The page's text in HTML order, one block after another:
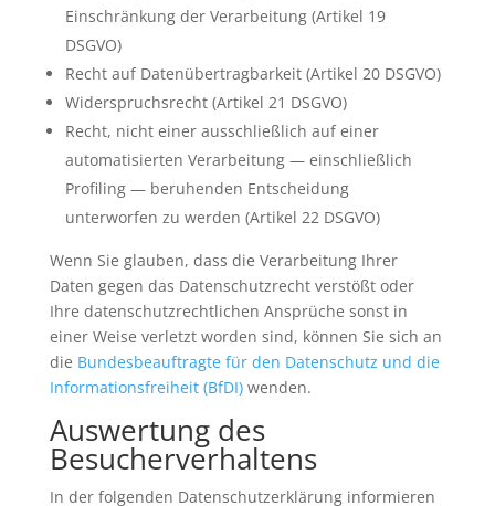
Einschränkung der Verarbeitung (Artikel 19
DSGVO)
Recht auf Datenübertragbarkeit (Artikel 20 DSGVO)
Widerspruchsrecht (Artikel 21 DSGVO)
Recht, nicht einer ausschließlich auf einer
automatisierten Verarbeitung — einschließlich
Profiling — beruhenden Entscheidung
unterworfen zu werden (Artikel 22 DSGVO)
Wenn Sie glauben, dass die Verarbeitung Ihrer
Daten gegen das Datenschutzrecht verstößt oder
Ihre datenschutzrechtlichen Ansprüche sonst in
einer Weise verletzt worden sind, können Sie sich an
die Bundesbeauftragte für den Datenschutz und die
Informationsfreiheit (BfDI)wenden.
Auswertung des
Besucherverhaltens
In der folgenden Datenschutzerklärung informieren